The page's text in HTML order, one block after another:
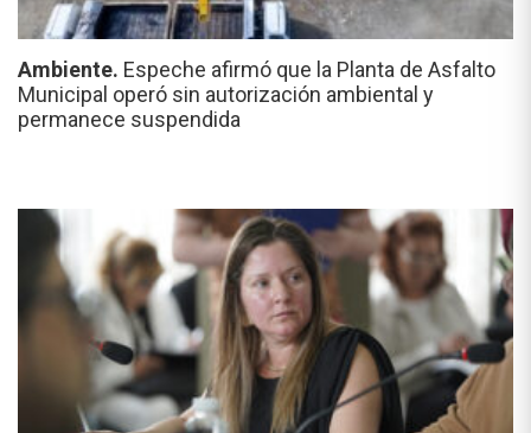
Ambiente. Espeche afirmó que la Planta de Asfalto
Municipal operó sin autorización ambiental y
permanece suspendida